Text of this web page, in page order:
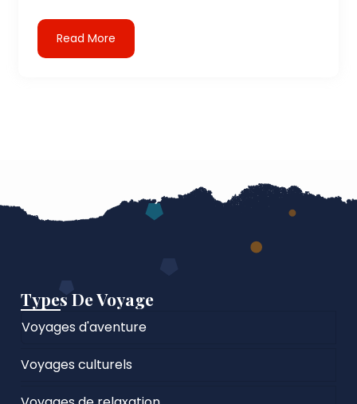
Read More
Types De Voyage
Voyages d'aventure
Voyages culturels